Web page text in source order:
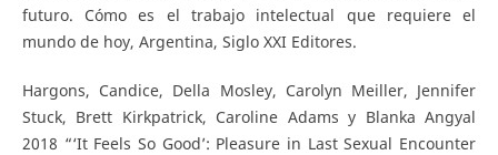
futuro. Cómo es el trabajo intelectual que requiere el
mundo de hoy, Argentina, Siglo XXI Editores.
Hargons, Candice, Della Mosley, Carolyn Meiller, Jennifer
Stuck, Brett Kirkpatrick, Caroline Adams y Blanka Angyal
2018 “‘It Feels So Good’: Pleasure in Last Sexual Encounter